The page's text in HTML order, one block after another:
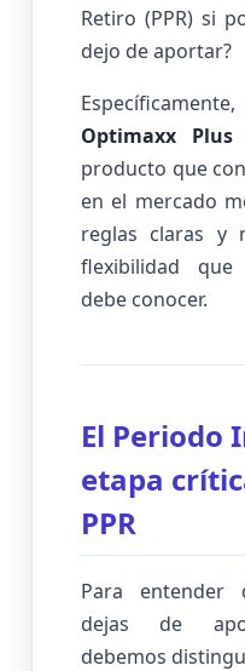
Retiro (PPR) si
dejo de aportar?
Optimaxx
producto que
en el mercado
reglas claras y
flexibilidad
debe conocer.
El Periodo
etapa
PPR
Para entender
dejas de
debemos